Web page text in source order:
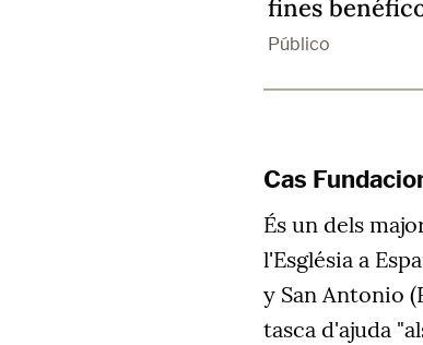
fines
Público
Cas
És un dels
l'Església a
y San Antonio
tasca d'ajuda